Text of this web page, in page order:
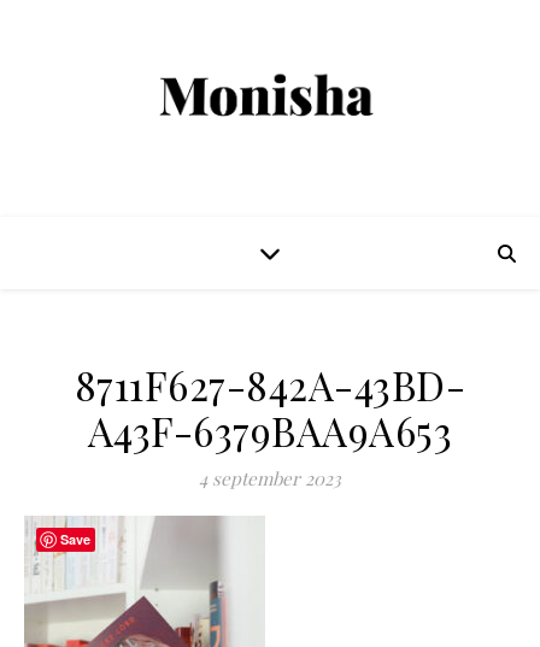
8711F627-842A-43BD-
A43F-6379BAA9A653
4 september 2023
Save